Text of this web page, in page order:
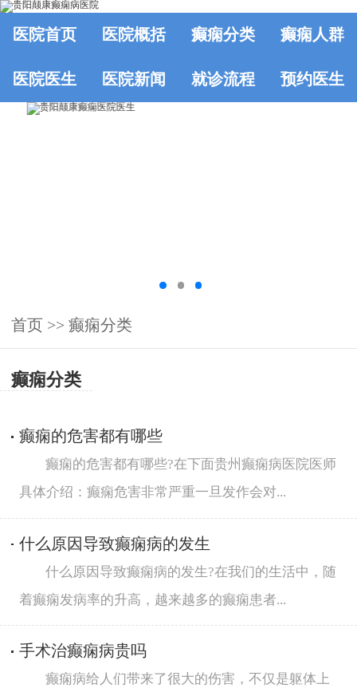
医院首页 医院概括 癫痫分类 癫痫人群
医院医生 医院新闻 就诊流程 预约医生
首页 >> 癫痫分类
癫痫分类
癫痫的危害都有哪些
癫痫的危害都有哪些?在下面贵州癫痫病医院医师
具体介绍：癫痫危害非常严重一旦发作会对...
什么原因导致癫痫病的发生
什么原因导致癫痫病的发生?在我们的生活中，随
着癫痫发病率的升高，越来越多的癫痫患者...
手术治癫痫病贵吗
癫痫病给人们带来了很大的伤害，不仅是躯体上